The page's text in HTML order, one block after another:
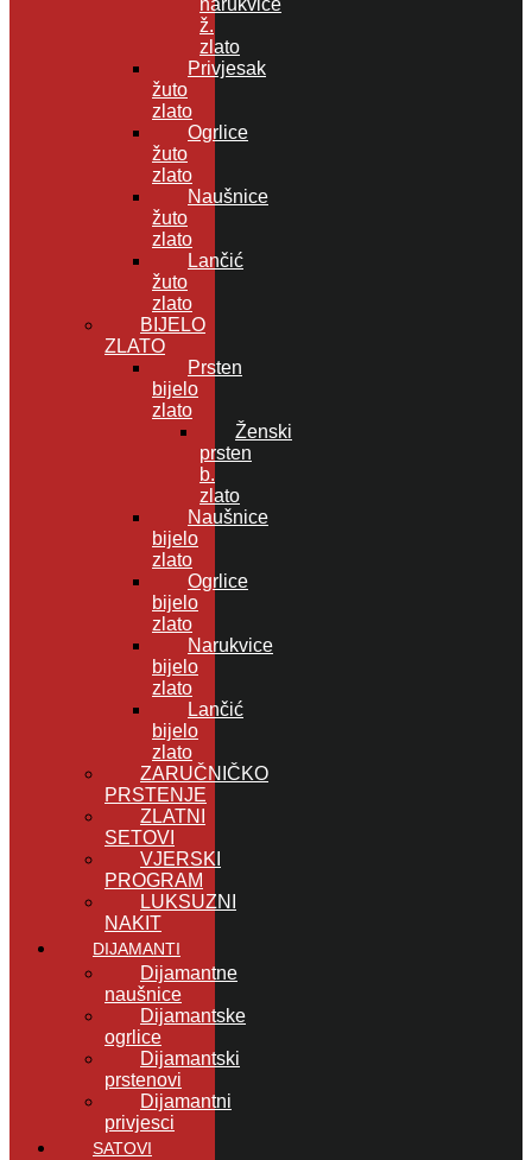
ž.
zlato
Privjesak
žuto
zlato
Ogrlice
žuto
zlato
Naušnice
žuto
zlato
Lančić
žuto
zlato
BIJELO
ZLATO
Prsten
bijelo
zlato
Ženski
prsten
b.
zlato
Naušnice
bijelo
zlato
Ogrlice
bijelo
zlato
Narukvice
bijelo
zlato
Lančić
bijelo
zlato
ZARUČNIČKO
PRSTENJE
ZLATNI
SETOVI
VJERSKI
PROGRAM
LUKSUZNI
NAKIT
DIJAMANTI
Dijamantne
naušnice
Dijamantske
ogrlice
Dijamantski
prstenovi
Dijamantni
privjesci
SATOVI